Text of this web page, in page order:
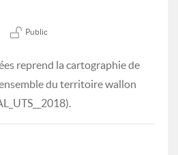
Public
reprend la cartographie de
du territoire wallon